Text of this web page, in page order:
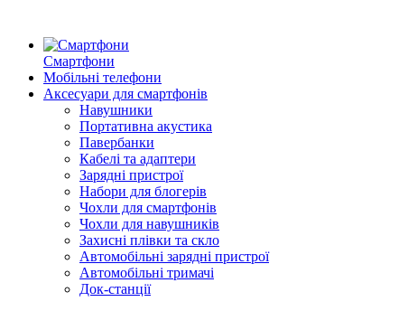
Смартфони
Мобільні телефони
Аксесуари для смартфонів
Навушники
Портативна акустика
Павербанки
Кабелі та адаптери
Зарядні пристрої
Набори для блогерів
Чохли для смартфонів
Чохли для навушників
Захисні плівки та скло
Автомобільні зарядні пристрої
Автомобільні тримачі
Док-станції